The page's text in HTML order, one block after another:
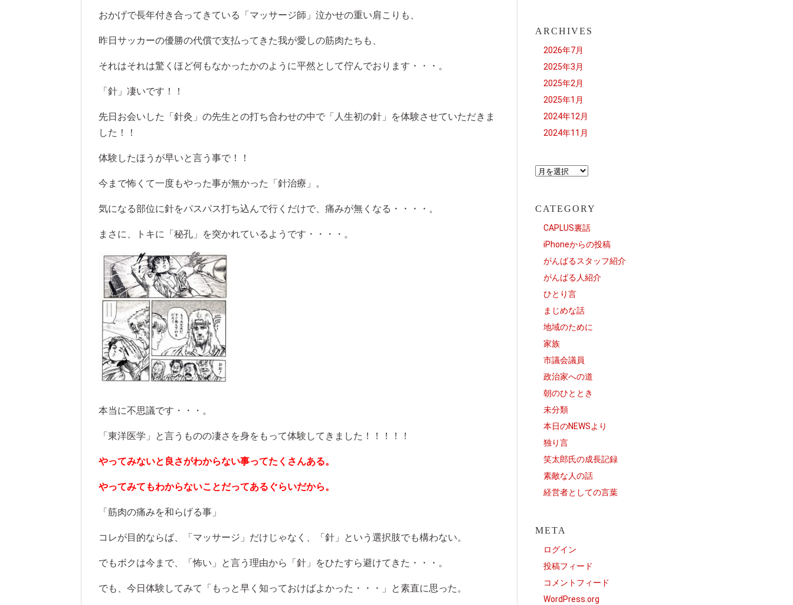
おかげで長年付き合ってきている「マッサージ師」泣かせの重い肩こりも、
昨日サッカーの優勝の代償で支払ってきた我が愛しの筋肉たちも、
それはそれは驚くほど何もなかったかのように平然として佇んでおります・・・。
「針」凄いです！！
先日お会いした「針灸」の先生との打ち合わせの中で「人生初の針」を体験させていただきま
した！！
体験したほうが早いと言う事で！！
今まで怖くて一度もやった事が無かった「針治療」。
気になる部位に針をパスパス打ち込んで行くだけで、痛みが無くなる・・・・。
まさに、トキに「秘孔」を突かれているようです・・・・。
本当に不思議です・・・。
「東洋医学」と言うものの凄さを身をもって体験してきました！！！！！
やってみないと良さがわからない事ってたくさんある。
やってみてもわからないことだってあるぐらいだから。
「筋肉の痛みを和らげる事」
コレが目的ならば、「マッサージ」だけじゃなく、「針」という選択肢でも構わない。
でもボクは今まで、「怖い」と言う理由から「針」をひたすら避けてきた・・・。
でも、今日体験してみて「もっと早く知っておけばよかった・・・」と素直に思った。
ARCHIVES
2026年7月
2025年3月
2025年2月
2025年1月
2024年12月
2024年11月
CATEGORY
CAPLUS裏話
iPhoneからの投稿
がんばるスタッフ紹介
がんばる人紹介
ひとり言
まじめな話
地域のために
家族
市議会議員
政治家への道
朝のひととき
未分類
本日のNEWSより
独り言
笑太郎氏の成長記録
素敵な人の話
経営者としての言葉
META
ログイン
投稿フィード
コメントフィード
WordPress.org